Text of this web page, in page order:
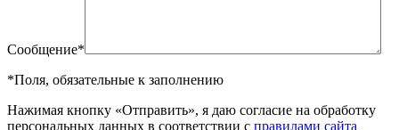
Сообщение*
*Поля, обязательные к заполнению
Нажимая кнопку «Отправить», я даю согласие на обработку
персональных данных в соответствии с правилами сайта